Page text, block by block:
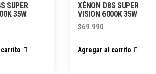
SUPER
35W
XÉNON D8S SUPER
VISION 6000K 35W
$69.990
Agregar al carrito